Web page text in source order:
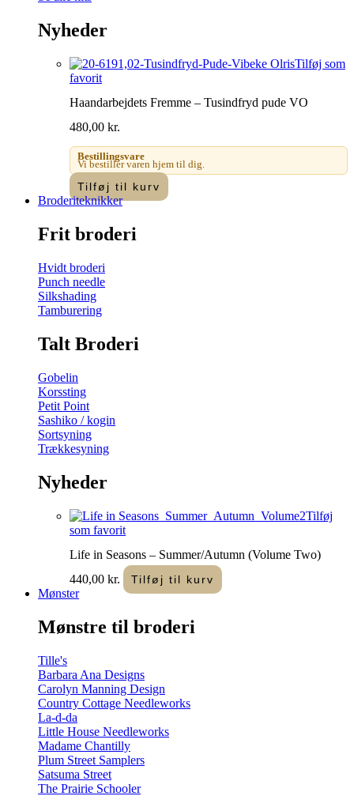
Nyheder
Tilføj som
favorit
Haandarbejdets Fremme – Tusindfryd pude VO
480,00 kr.
Bestillingsvare
Vi bestiller varen hjem til dig.
Tilføj til kurv
Broderiteknikker
Frit broderi
Hvidt broderi
Punch needle
Silkshading
Tamburering
Talt Broderi
Gobelin
Korssting
Petit Point
Sashiko / kogin
Sortsyning
Trækkesyning
Nyheder
Tilføj
som favorit
Life in Seasons – Summer/Autumn (Volume Two)
440,00 kr. Tilføj til kurv
Mønster
Mønstre til broderi
Tille's
Barbara Ana Designs
Carolyn Manning Design
Country Cottage Needleworks
La-d-da
Little House Needleworks
Madame Chantilly
Plum Street Samplers
Satsuma Street
The Prairie Schooler